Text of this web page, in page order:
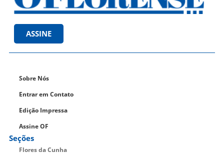
ASSINE
Sobre Nós
Entrar em Contato
Edição Impressa
Assine OF
Seções
Flores da Cunha